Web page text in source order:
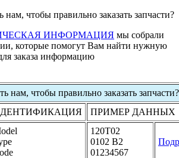
чтобы правильно заказать запчасти?
ИНФОРМАЦИЯ мы собрали
которые помогут Вам найти нужную
заказа информацию
нам, чтобы правильно заказать запчасти?
ПРИМЕР ДАННЫХ
120T02
0102 B2
01234567